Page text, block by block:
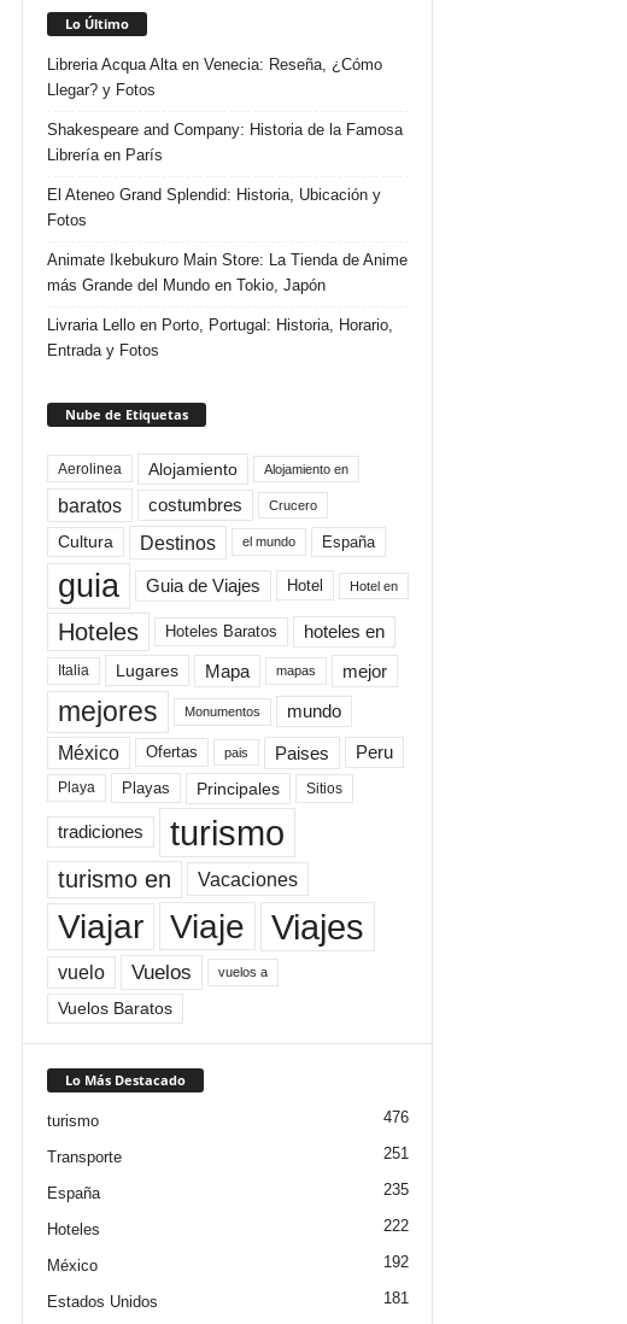
Lo Último
Libreria Acqua Alta en Venecia: Reseña, ¿Cómo
Llegar? y Fotos
Shakespeare and Company: Historia de la Famosa
Librería en París
El Ateneo Grand Splendid: Historia, Ubicación y
Fotos
Animate Ikebukuro Main Store: La Tienda de Anime
más Grande del Mundo en Tokio, Japón
Livraria Lello en Porto, Portugal: Historia, Horario,
Entrada y Fotos
Nube de Etiquetas
Aerolinea Alojamiento Alojamiento en
baratos costumbres Crucero
Cultura Destinos el mundo España
guia Guia de Viajes Hotel Hotel en
Hoteles Hoteles Baratos hoteles en
Italia Lugares Mapa mapas mejor
mejores Monumentos mundo
México Ofertas pais Paises Peru
Playa Playas Principales Sitios
tradiciones turismo
turismo en Vacaciones
Viajar Viaje Viajes
vuelo Vuelos vuelos a
Vuelos Baratos
Lo Más Destacado
turismo 476
Transporte 251
España 235
Hoteles 222
México 192
Estados Unidos 181